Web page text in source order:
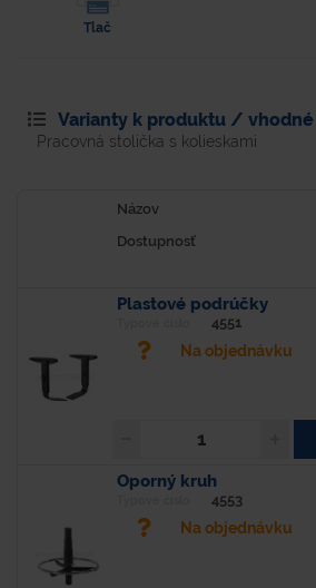
Tlač
Varianty k produktu /
Pracovná stolička s kolieskami
Názov
Dostupnosť
Plastové podrúčky
4551
Na objednávku
Oporný kruh
4553
Na objednávku